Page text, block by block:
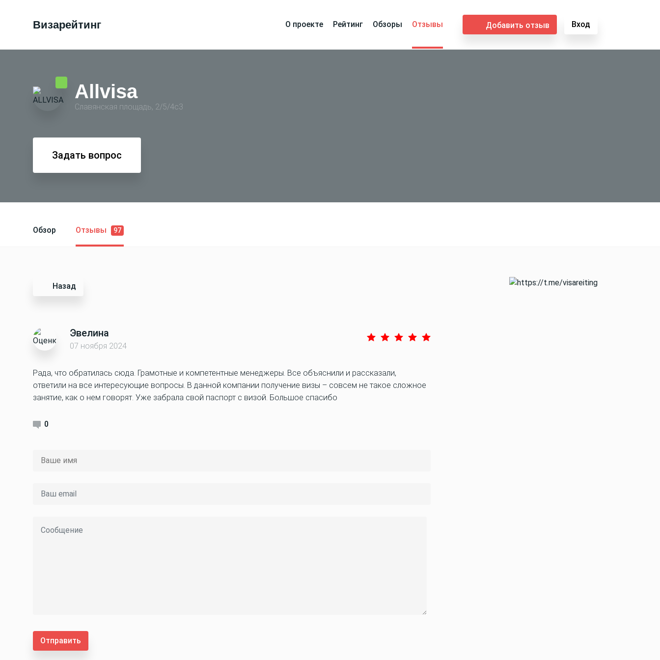
Визарейтинг О проекте Рейтинг Обзоры Отзывы Добавить отзыв Вход
Allvisa
Славянская площадь, 2/5/4с3
Задать вопрос
Обзор Отзывы 97
Назад
Эвелина
07 ноября 2024
Рада, что обратилась сюда. Грамотные и компетентные менеджеры. Все объяснили и рассказали,
ответили на все интересующие вопросы. В данной компании получение визы – совсем не такое сложное
занятие, как о нем говорят. Уже забрала свой паспорт с визой. Большое спасибо
0
Отправить